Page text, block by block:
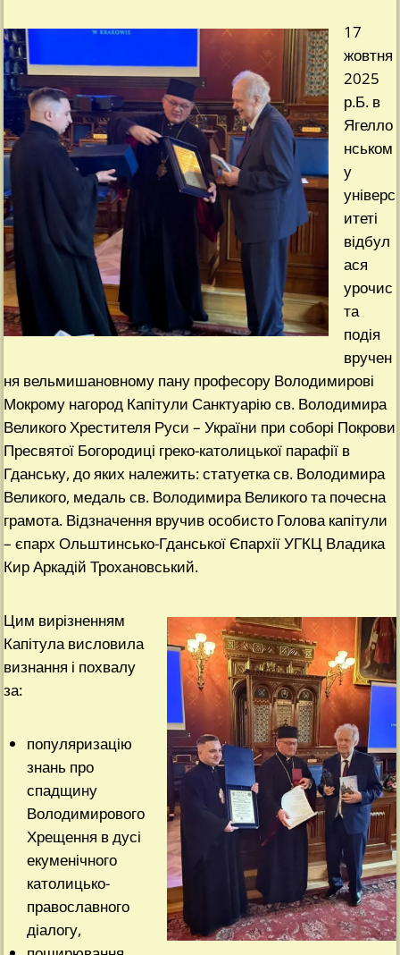
17
жовтня
2025
р.Б. в
Ягелло
нськом
у
універс
итеті
відбул
ася
урочис
та
подія
вручен
ня вельмишановному пану професору Володимирові
Мокрому нагород Капітули Санктуарію св. Володимира
Великого Хрестителя Руси – України при соборі Покрови
Пресвятої Богородиці греко-католицької парафії в
Гданську, до яких належить: статуетка св. Володимира
Великого, медаль св. Володимира Великого та почесна
грамота. Відзначення вручив особисто Голова капітули
– єпарх Ольштинсько-Гданської Єпархії УГКЦ Владика
Кир Аркадій Трохановський.
Цим вирізненням
Капітула висловила
визнання і похвалу
за:
популяризацію
знань про
спадщину
Володимирового
Хрещення в дусі
екуменічного
католицько-
православного
діалогу,